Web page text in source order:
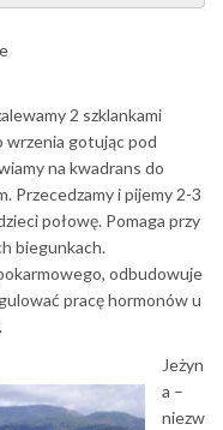
2 szklankami
wrzenia gotując pod
na kwadrans do
Przecedzamy i pijemy 2-3
połowę. Pomaga przy
biegunkach.
odbudowuje
pracę hormonów u
Jeżyn
a –
niezw